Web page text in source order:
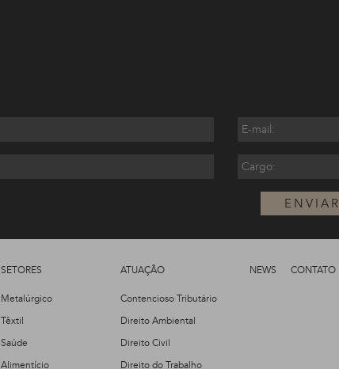
ENVIAR
SETORES
Metalúrgico
Têxtil
Saúde
Alimentício
ATUAÇÃO
Contencioso Tributário
Direito Ambiental
Direito Civil
Direito do Trabalho
NEWS CONTATO